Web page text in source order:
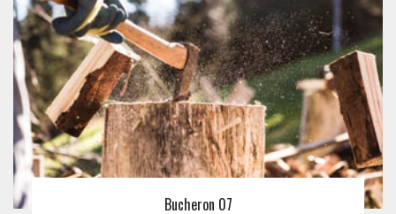
Bucheron 07